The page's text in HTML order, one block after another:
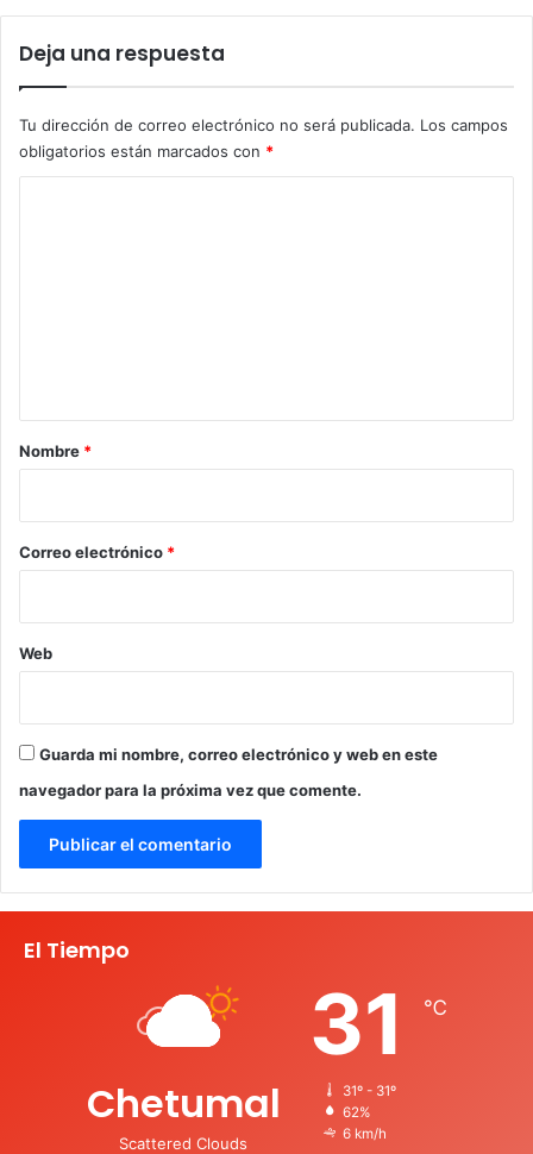
Deja una respuesta
Tu dirección de correo electrónico no será publicada. Los campos
obligatorios están marcados con *
r
*
Nombre *
Correo electrónico *
Web
Guarda mi nombre, correo electrónico y web en este
navegador para la próxima vez que comente.
El Tiempo
Chetumal
Scattered Clouds
31 ℃
31º - 31º
62%
6 km/h